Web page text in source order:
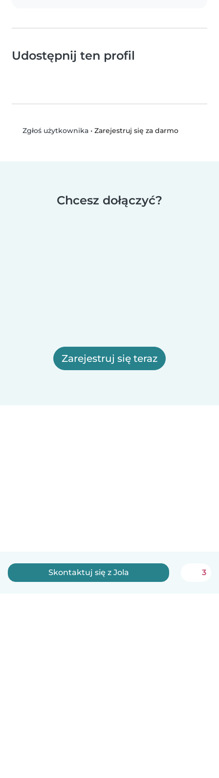
Udostępnij ten profil
Zgłoś użytkownika• Zarejestruj się za darmo
Chcesz dołączyć?
Zarejestruj się teraz
Skontaktuj się z Jola 3